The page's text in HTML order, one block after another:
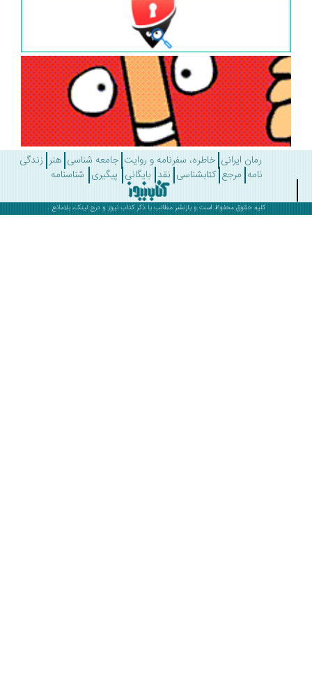
رمان ایرانی خاطره، سفرنامه و روایت جامعه شناسی هنر زندگی
مرجع کتابشناسی نقد بایگانی پیگیری شناسنامه
کلیه حقوق محفوظ است و بازنشر مطالب با ذکرکتاب نیوز و درج لینک، بلامانع .